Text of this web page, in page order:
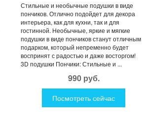
Стильные и необычные подушки в виде
пончиков. Отлично подойдет для декора
интерьера, как для кухни, так и для
гостинной. Необычные, яркие и мягкие
подушки в виде пончиков станут отличным
подарком, который непременно будет
воспринят с радостью и даже восторгом!
3D подушки Пончики: Стильные и ...
990 руб.
Посмотреть сейчас